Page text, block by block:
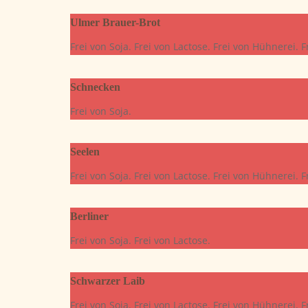
Ulmer Brauer-Brot
Frei von Soja. Frei von Lactose. Frei von Hühnerei.
Schnecken
Frei von Soja.
Seelen
Frei von Soja. Frei von Lactose. Frei von Hühnerei.
Berliner
Frei von Soja. Frei von Lactose.
Schwarzer Laib
Frei von Soja. Frei von Lactose. Frei von Hühnerei.